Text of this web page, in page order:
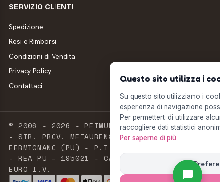
SERVIZIO CLIENTI
Spedizione
Resi e Rimborsi
Condizioni di Vendita
Privacy Policy
Contattaci
© 2006 - 2026 - PETMUFFIN - MILLSTORE SRL
- STR. PROV. METAURENSE, 20 - 61033
FERMIGNANO (PU) - P.I. E C.F. 02603420411
- REA PU – 195021 - CAPITALE SOCIALE 2.500
EURO I.V.
Questo sito utilizza i
Su questo sito utilizziamo i
esperienza di navigazione
Per permetterti di utilizzare
raccogliere dati statistici
Per saperne di più